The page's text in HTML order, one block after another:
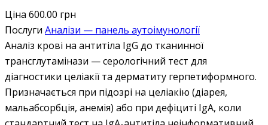
Ціна 600.00 грн
Послуги Аналізи — панель аутоімунології
Аналіз крові на антитіла IgG до тканинної
трансглутамінази — серологічний тест для
діагностики целіакії та дерматиту герпетиформного.
Призначається при підозрі на целіакію (діарея,
мальабсорбція, анемія) або при дефіциті IgA, коли